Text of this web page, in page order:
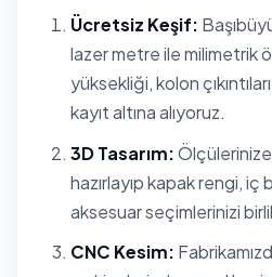
Ücretsiz Keşif:
lazer metre ile milimetrik
yüksekliği, kolon
kayıt altına alıyoruz.
3D Tasarım:
hazırlayıp kapak rengi, iç
aksesuar seçimlerinizi
CNC Kesim: